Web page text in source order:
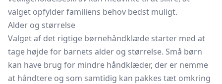
valget opfylder familiens behov bedst muligt.
Alder og størrelse
Valget af det rigtige børnehåndklæde starter med at
tage højde for barnets alder og størrelse. Små børn
kan have brug for mindre håndklæder, der er nemme
at håndtere og som samtidig kan pakkes tæt omkring